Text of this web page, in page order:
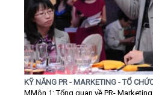
KỸ NĂNG PR - MARKETING - TỔ
MMôn 1: Tổng quan về PR-